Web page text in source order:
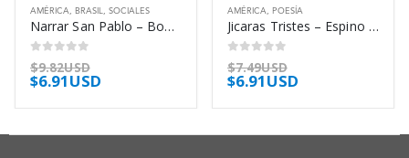
AMÉRICA, BRASIL, SOCIALES
Narrar San Pablo – Bonito Pereira Helena
0out of 5
$9.82USD
$6.91USD
AMÉRICA, POESÍA
Jicaras Tristes – Espino Alfredo
0out of 5
$7.49USD
$6.91USD